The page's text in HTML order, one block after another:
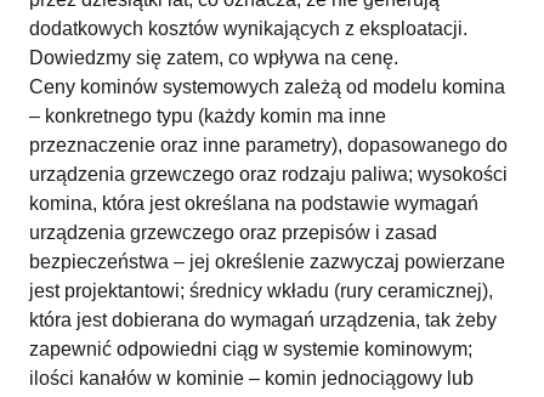
dodatkowych kosztów wynikających z eksploatacji.
Dowiedzmy się zatem, co wpływa na cenę.
Ceny kominów systemowych zależą od modelu komina
– konkretnego typu (każdy komin ma inne
przeznaczenie oraz inne parametry), dopasowanego do
urządzenia grzewczego oraz rodzaju paliwa; wysokości
komina, która jest określana na podstawie wymagań
urządzenia grzewczego oraz przepisów i zasad
bezpieczeństwa – jej określenie zazwyczaj powierzane
jest projektantowi; średnicy wkładu (rury ceramicznej),
która jest dobierana do wymagań urządzenia, tak żeby
zapewnić odpowiedni ciąg w systemie kominowym;
ilości kanałów w kominie – komin jednociągowy lub